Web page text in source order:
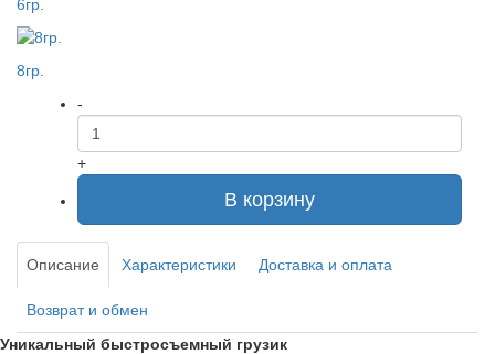
6гр.
8гр.
-
+
В корзину
Описание Характеристики Доставка и оплата
Возврат и обмен
Уникальный быстросъемный грузик